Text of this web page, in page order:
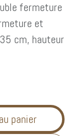
fermeture
et
cm, hauteur
panier